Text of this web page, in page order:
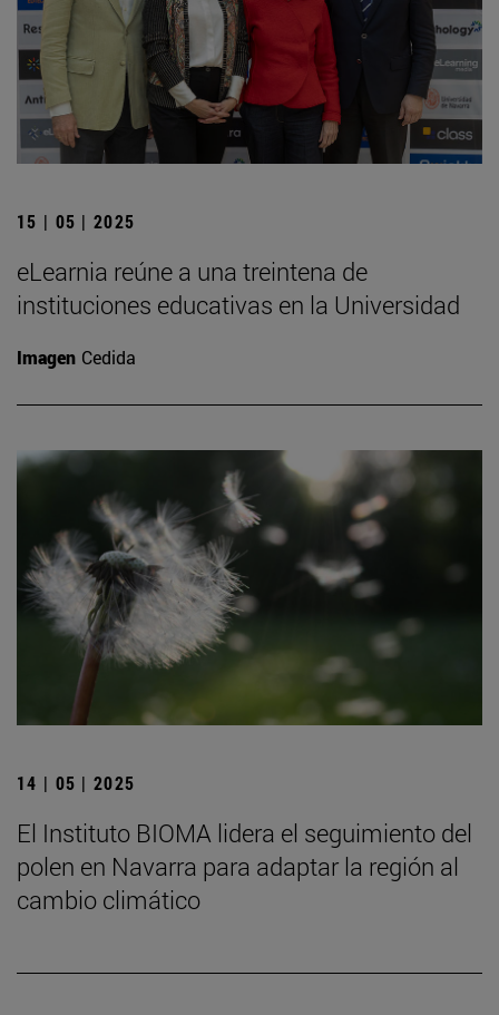
15 | 05 | 2025
eLearnia reúne a una treintena de
instituciones educativas en la Universidad
Imagen Cedida
14 | 05 | 2025
El Instituto BIOMA lidera el seguimiento del
polen en Navarra para adaptar la región al
cambio climático